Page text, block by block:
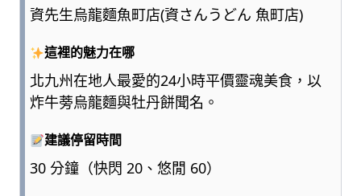
資先生烏龍麵魚町店(資さんうどん 魚町店)
這裡的魅力在哪
北九州在地人最愛的24小時平價靈魂美食，以
炸牛蒡烏龍麵與牡丹餅聞名。
建議停留時間
30 分鐘（快閃 20、悠閒 60）